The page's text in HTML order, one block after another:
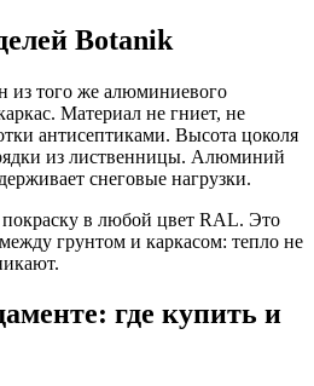
Botanik
из того же алюминиевого
Материал не гниет, не
антисептиками. Высота цоколя
из лиственницы. Алюминий
снеговые нагрузки.
в любой цвет RAL. Это
грунтом и каркасом: тепло не
где купить и